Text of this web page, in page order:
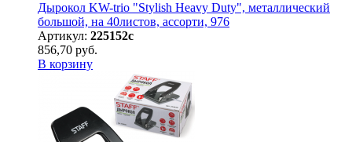
Дырокол KW-trio "Stylish Heavy Duty", металлический
большой, на 40листов, ассорти, 976
Артикул: 225152с
856,70 руб.
В корзину